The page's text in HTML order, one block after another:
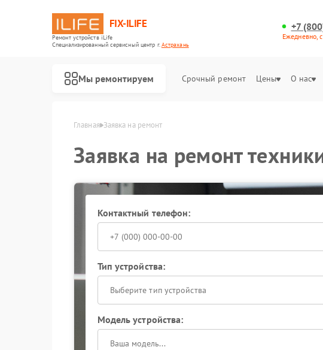
FIX-ILIFE
Ремонт устройств iLife
Специализированный cервисный центр г.Астрахань
+7
Ежедневно,
Мы ремонтируем Срочный ремонт Цены О нас
Главная Заявка на ремонт
Заявка на ремонт
Контактный телефон:
Тип устройства:
Выберите тип устройства
Модель устройства: